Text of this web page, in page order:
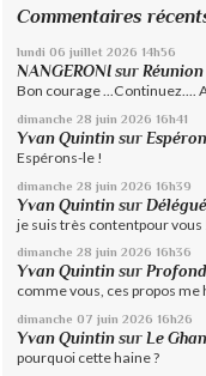
Commentaires
lundi 06 juillet 2026 14h56
NANGERONI sur
Bon courage ...Continuez....
dimanche 28 juin 2026 16h41
Yvan Quintin sur
Espérons-le !
dimanche 28 juin 2026 16h39
Yvan Quintin sur
je suis très contentpour
dimanche 28 juin 2026 16h36
Yvan Quintin sur
comme vous, ces propos me
dimanche 07 juin 2026 16h26
Yvan Quintin sur Le
pourquoi cette haine ?